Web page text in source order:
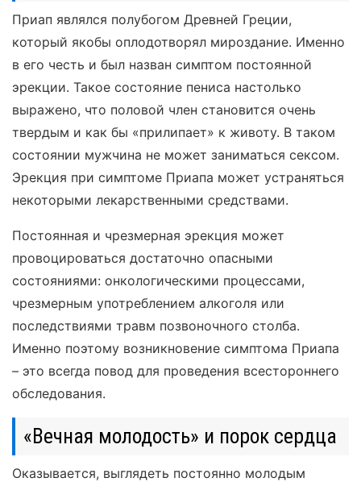
Приап являлся полубогом Древней Греции,
который якобы оплодотворял мироздание. Именно
в его честь и был назван симптом постоянной
эрекции. Такое состояние пениса настолько
выражено, что половой член становится очень
твердым и как бы «прилипает» к животу. В таком
состоянии мужчина не может заниматься сексом.
Эрекция при симптоме Приапа может устраняться
некоторыми лекарственными средствами.
Постоянная и чрезмерная эрекция может
провоцироваться достаточно опасными
состояниями: онкологическими процессами,
чрезмерным употреблением алкоголя или
последствиями травм позвоночного столба.
Именно поэтому возникновение симптома Приапа
– это всегда повод для проведения всестороннего
обследования.
«Вечная молодость» и порок сердца
Оказывается, выглядеть постоянно молодым